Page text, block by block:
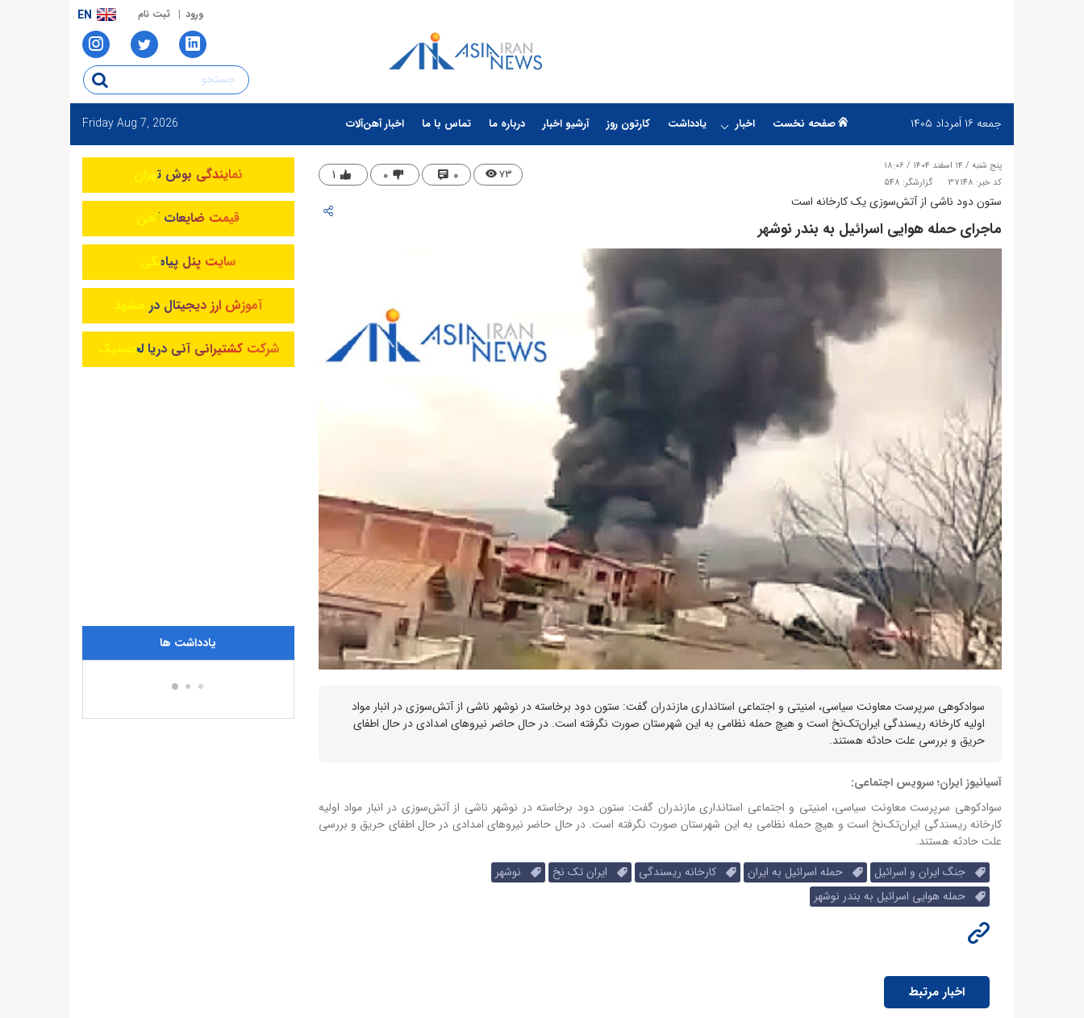
ورود ثبت نام EN
جمعه ۱۶ اَمرداد ۱۴۰۵ صفحه نخست اخبار یادداشت کارتون روز آرشیو اخبار درباره ما تماس با ما اخبار آهن‌آلات FridayAug 7, 2026
پنج شنبه / ۱۴ اسفند ۱۴۰۴ / ۱۸:۰۶
کد خبر: 37148
گزارشگر: 548 ۷۳ ۰ ۰ ۱
ستون دود ناشی از آتش‌سوزی یک کارخانه است
ماجرای حمله هوایی اسرائیل به بندر نوشهر
سوادکوهی سرپرست معاونت سیاسی، امنیتی و اجتماعی استانداری مازندران گفت: ستون دود برخاسته در نوشهر ناشی از آتش‌سوزی در انبار مواد
اولیه کارخانه ریسندگی ایران‌تک‌نخ است و هیچ حمله نظامی به این شهرستان صورت نگرفته است. در حال حاضر نیروهای امدادی در حال اطفای
حریق و بررسی علت حادثه هستند.
آسیانیوز ایران؛ سرویس اجتماعی:
سوادکوهی سرپرست معاونت سیاسی، امنیتی و اجتماعی استانداری مازندران گفت: ستون دود برخاسته در نوشهر ناشی از آتش‌سوزی در انبار مواد اولیه
کارخانه ریسندگی ایران‌تک‌نخ است و هیچ حمله نظامی به این شهرستان صورت نگرفته است. در حال حاضر نیروهای امدادی در حال اطفای حریق و بررسی
علت حادثه هستند.
جنگ ایران و اسرائیل
حمله اسرائیل به ایران کارخانه ریسندگی ایران تک نخ
نوشهر
حمله هوایی اسرائیل به بندر نوشهر
اخبار مرتبط
نمایندگی بوش تهران
قیمت ضایعات آهن
سایت پنل پیامکی
آموزش ارز دیجیتال در مشهد
شرکت کشتیرانی آنی دریا لجستیک
یادداشت ها